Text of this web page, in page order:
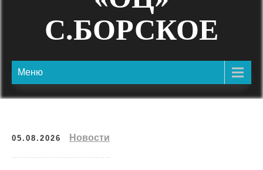
С.БОРСКОЕ
Меню
05.08.2026 Новости